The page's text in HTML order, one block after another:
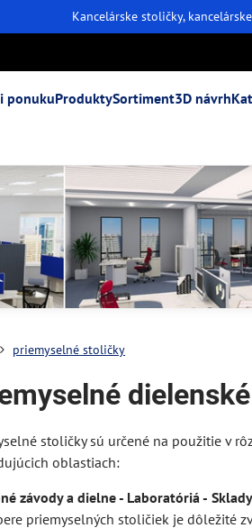
Kancelárske stoličky,
ponukuProduktySortiment3D návrh
priemyselné stoličky
stoličky sú určené na použitie v
oblastiach:
závody a dielne - Laboratóriá -
priemyselných stoličiek je dôležité